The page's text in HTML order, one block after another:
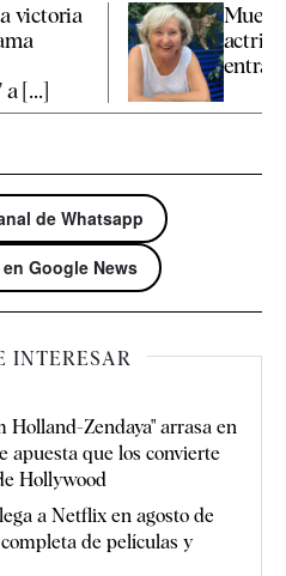
victoria
[...]
Muere
actriz
de Whatsapp
Google News
INTERESAR
Holland-Zendaya" arrasa en
apuesta que los convierte
Hollywood
a Netflix en agosto de
de películas y